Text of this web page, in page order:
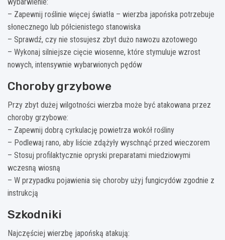
– Zapewnij roślinie więcej światła – wierzba japońska potrzebuje
słonecznego lub półcienistego stanowiska
– Sprawdź, czy nie stosujesz zbyt dużo nawozu azotowego
– Wykonaj silniejsze cięcie wiosenne, które stymuluje wzrost
nowych, intensywnie wybarwionych pędów
Choroby grzybowe
Przy zbyt dużej wilgotności wierzba może być atakowana przez
choroby grzybowe:
– Zapewnij dobrą cyrkulację powietrza wokół rośliny
– Podlewaj rano, aby liście zdążyły wyschnąć przed wieczorem
– Stosuj profilaktycznie opryski preparatami miedziowymi
wczesną wiosną
– W przypadku pojawienia się choroby użyj fungicydów zgodnie z
instrukcją
Szkodniki
Najczęściej wierzbę japońską atakują: